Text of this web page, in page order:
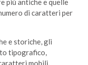
più antiche e quelle
di caratteri per
e storiche, gli
tipografico,
mobili.